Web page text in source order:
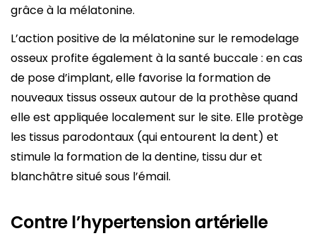
grâce à la mélatonine.
L’action positive de la mélatonine sur le remodelage
osseux profite également à la santé buccale : en cas
de pose d’implant, elle favorise la formation de
nouveaux tissus osseux autour de la prothèse quand
elle est appliquée localement sur le site. Elle protège
les tissus parodontaux (qui entourent la dent) et
stimule la formation de la dentine, tissu dur et
blanchâtre situé sous l’émail.
Contre l’hypertension artérielle